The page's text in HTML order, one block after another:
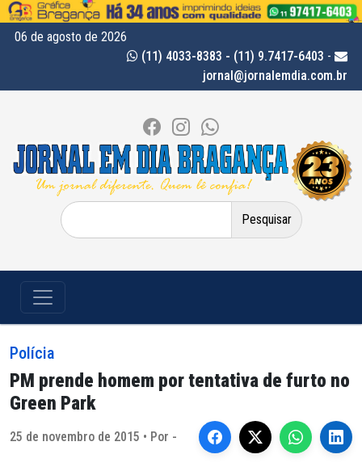
06 de agosto de 2026
(11) 4033-8383 - (11) 9.7417-6403 -
jornal@jornalemdia.com.br
Pesquisar
por:
Polícia
PM prende homem por tentativa de furto no
Green Park
25 de novembro de 2015 • Por -